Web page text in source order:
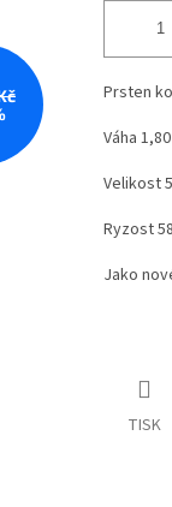
Prsten
Váha
Velikost
Ryzost
Jako
TISK